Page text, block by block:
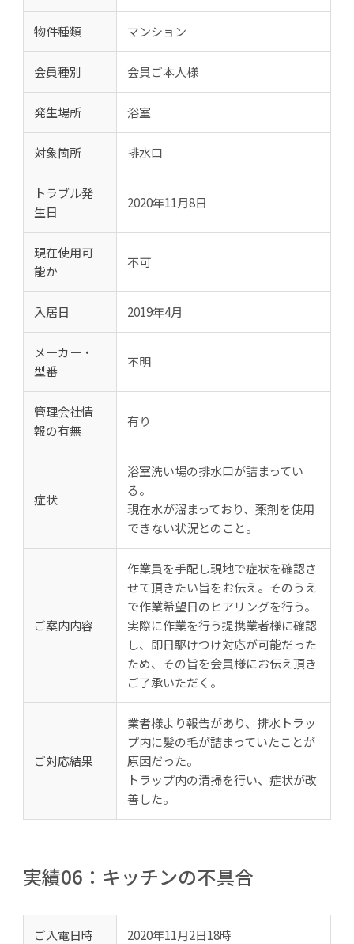
物件種類 マンション
会員種別 会員ご本人様
発生場所 浴室
対象箇所 排水口
トラブル発
生日
2020年11月8日
現在使用可
能か
不可
入居日 2019年4月
メーカー・
型番
不明
管理会社情
報の有無
有り
症状
浴室洗い場の排水口が詰まってい
る。
現在水が溜まっており、薬剤を使用
できない状況とのこと。
ご案内内容
作業員を手配し現地で症状を確認さ
せて頂きたい旨をお伝え。そのうえ
で作業希望日のヒアリングを行う。
実際に作業を行う提携業者様に確認
し、即日駆けつけ対応が可能だった
ため、その旨を会員様にお伝え頂き
ご了承いただく。
ご対応結果
業者様より報告があり、排水トラッ
プ内に髪の毛が詰まっていたことが
原因だった。
トラップ内の清掃を行い、症状が改
善した。
実績06：キッチンの不具合
ご入電日時 2020年11月2日18時